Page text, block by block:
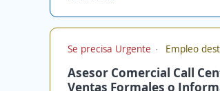
Se precisa Urgente Empleo
Asesor Comercial Call
Ventas Formales o